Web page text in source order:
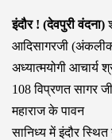
इंदौर ! (देवपुरी वंदना)
आदिसागरजी
अध्यात्मयोगी आचार्य
108 विप्रणत सागर
महाराज के पावन
सानिध्य में इंदौर